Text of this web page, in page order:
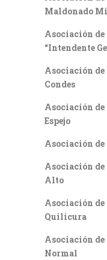
Maldonado
Asociación de
“Intendente
Asociación de
Condes
Asociación de
Espejo
Asociación
Asociación de
Alto
Asociación de
Quilicura
Asociación de
Normal